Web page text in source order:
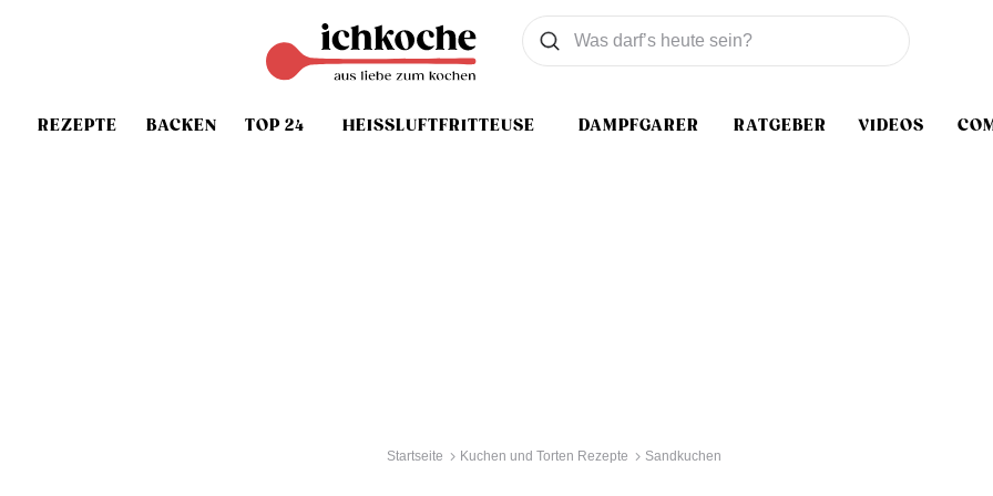
REZEPTE BACKEN TOP 24 HEISSLUFTFRITTEUSE DAMPFGARER RATGEBER VIDEOS
Was wollen Sie suchen
Suchen
Startseite Kuchen und Torten Rezepte Sandkuchen